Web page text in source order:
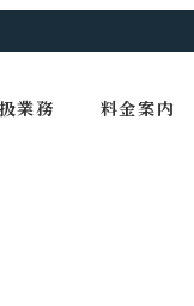
業務 料金案内